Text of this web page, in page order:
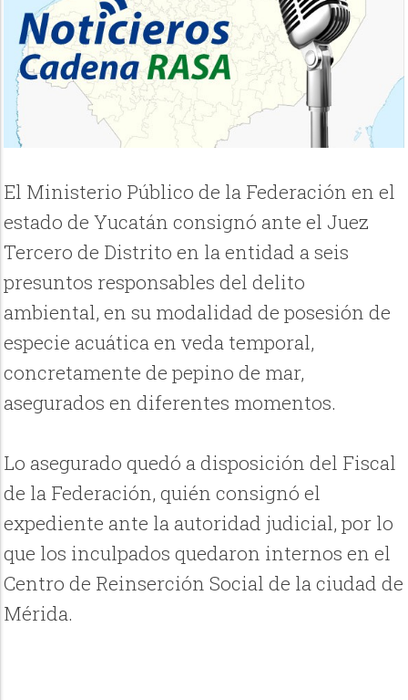
El Ministerio Público de la Federación en el
estado de Yucatán consignó ante el Juez
Tercero de Distrito en la entidad a seis
presuntos responsables del delito
ambiental, en su modalidad de posesión de
especie acuática en veda temporal,
concretamente de pepino de mar,
asegurados en diferentes momentos.
Lo asegurado quedó a disposición del Fiscal
de la Federación, quién consignó el
expediente ante la autoridad judicial, por lo
que los inculpados quedaron internos en el
Centro de Reinserción Social de la ciudad de
Mérida.